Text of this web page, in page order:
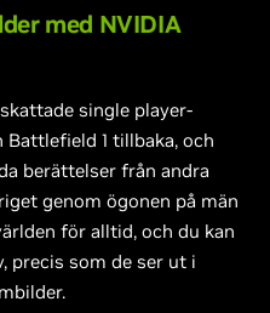
med NVIDIA
single player-
1 tillbaka, och
berättelser från andra
genom ögonen på män
för alltid, och du kan
precis som de ser ut i